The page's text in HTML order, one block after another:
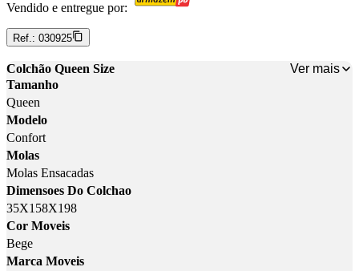
Vendido e entregue por:
Ref.: 030925
Colchão Queen Size
Ver mais
Tamanho
Queen
Modelo
Confort
Molas
Molas Ensacadas
Dimensoes Do Colchao
35X158X198
Cor Moveis
Bege
Marca Moveis